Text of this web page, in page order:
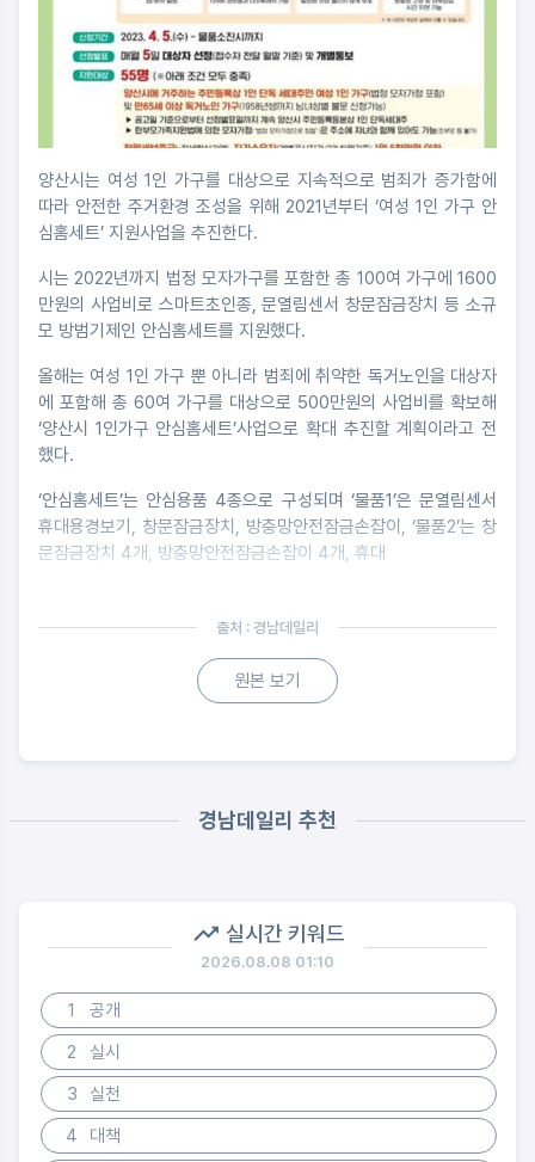
양산시는 여성 1인 가구를 대상으로 지속적으로 범죄가 증가함에
따라 안전한 주거환경 조성을 위해 2021년부터 ‘여성 1인 가구 안
심홈세트’ 지원사업을 추진한다.
시는 2022년까지 법정 모자가구를 포함한 총 100여 가구에 1600
만원의 사업비로 스마트초인종, 문열림센서 창문잠금장치 등 소규
모 방범기제인 안심홈세트를 지원했다.
올해는 여성 1인 가구 뿐 아니라 범죄에 취약한 독거노인을 대상자
에 포함해 총 60여 가구를 대상으로 500만원의 사업비를 확보해
‘양산시 1인가구 안심홈세트’사업으로 확대 추진할 계획이라고 전
했다.
‘안심홈세트’는 안심용품 4종으로 구성되며 ‘물품1’은 문열림센서
휴대용경보기, 창문잠금장치, 방충망안전잠금손잡이, ‘물품2’는 창
문잠금장치 4개, 방충망안전잠금손잡이 4개, 휴대
출처 : 경남데일리
원본 보기
경남데일리 추천
실시간 키워드
2026.08.08 01:10
1
공개
2
실시
3
실천
4
대책